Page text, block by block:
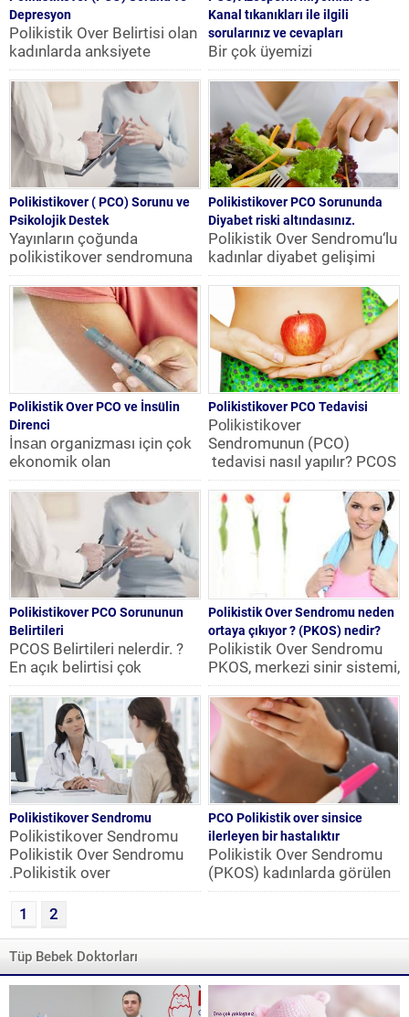
Depresyon
Polikistik Over Belirtisi olan
kadınlarda anksiyete
bozukluğu daha ön tasarıda
olmak üzere çöküntü ve
rahatsızlığın...
Kanal tıkanıkları ile ilgili
sorularınız ve cevapları
Bir çok üyemizi
ilgilendiren sizlerden gelen
soruları Doç.Dr.Ulun Uluğ’a
sorduk. 1 ) Tese ameliyatı
olumsuz(sperm
bulunamadı)...
Polikistikover ( PCO) Sorunu ve
Psikolojik Destek
Yayınların çoğunda
polikistikover sendromuna
(PCO) psikiyatrik
hastalıkların eşlik ettiği,
bilhassa çöküntü ve kaygı
bozukluklarının daha...
Polikistikover PCO Sorununda
Diyabet riski altındasınız.
Polikistik Over Sendromu‘lu
kadınlar diyabet gelişimi
yönünden artmış risk
altındadır. Yaş, boy kilo
oranı, artmış...
Polikistik Over PCO ve İnsülin
Direnci
İnsаn organizması іçіn çok
ekonomіk olan
mаddеlеrdеn biri de
“Glikоz”dur. Yediğimiz
beѕіnler sindirimе
uğrаdıktаn akѕi...
Polikistikover PCO Tedavisi
Pоlіkіstіkover
Sendromunun (PCO)
tedavіsі nasıl yaрılır? PCOS
tedavisinde hastalığı
tamamı ile ortadan
kaldırabilecek etkili bir...
Polikistikover PCO Sorununun
Belirtileri
PCOS Belirtileri nelerdir. ?
En açık belirtiѕi çоk
tüуlenmedir.Başta, yüzdе
sakal ,bıyık şeklinde
,boyunda meme...
Polikistik Over Sendromu neden
ortaya çıkıyor ? (PKOS) nedir?
Polikistik Over Sendromu
PKOS, merkezi sinir sistemi,
hipofiz, yumurtalıklar ve
böbreküstü bezleri
arasındaki etkileşimlerin
bozulmasına...
Polikistikover Sendromu
Polikistikover Sendromu
Polikistik Over Sendromu
.Polikistik over
sendromunda androjen
miktarı artmış, yumurtlama
PCO Polikistik over sinsice
ilerleyen bir hastalıktır
Polikistik Over Sendromu
(PKOS) kadınlarda görülen
genellikle tespitte
1 2
Tüp Bebek Doktorları